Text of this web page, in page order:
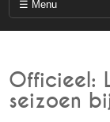
Officieel:
seizoen